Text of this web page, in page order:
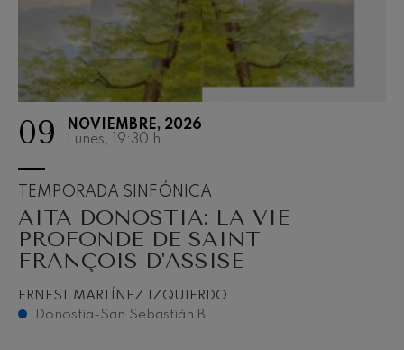
09
NOVIEMBRE, 2026
Lunes, 19:30 h.
TEMPORADA SINFÓNICA
AITA DONOSTIA: LA VIE
PROFONDE DE SAINT
FRANÇOIS D'ASSISE
ERNEST MARTÍNEZ IZQUIERDO
Donostia-San Sebastián B